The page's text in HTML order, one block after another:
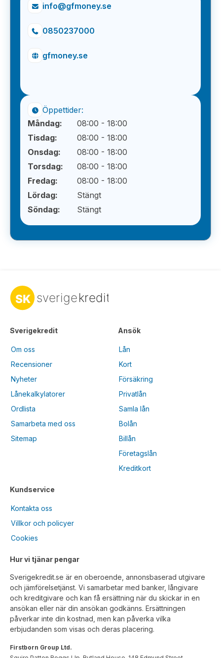
info@gfmoney.se
0850237000
gfmoney.se
Öppettider:
Måndag:
08:00 - 18:00
Tisdag:
08:00 - 18:00
Onsdag:
08:00 - 18:00
Torsdag:
08:00 - 18:00
Fredag:
08:00 - 18:00
Lördag:
Stängt
Söndag:
Stängt
Sverigekredit
Om oss
Recensioner
Nyheter
Lånekalkylatorer
Ordlista
Samarbeta med oss
Sitemap
Kundservice
Kontakta oss
Villkor och policyer
Cookies
Ansök
Lån
Kort
Försäkring
Privatlån
Samla lån
Bolån
Billån
Företagslån
Kreditkort
Hur vi tjänar pengar
Sverigekredit.se är en oberoende, annonsbaserad utgivare
och jämförelsetjänst. Vi samarbetar med banker, långivare
och kreditgivare och kan få ersättning när du skickar in en
ansökan eller när din ansökan godkänns. Ersättningen
påverkar inte din kostnad, men kan påverka vilka
erbjudanden som visas och deras placering.
Firstborn Group Ltd.